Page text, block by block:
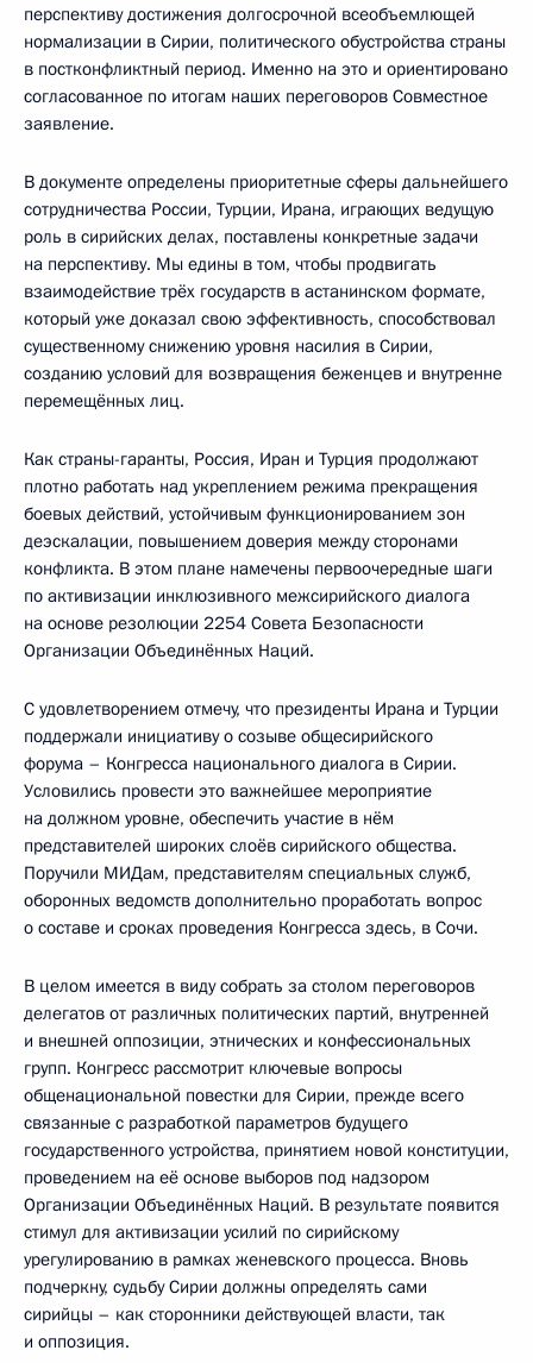
перспективу достижения долгосрочной всеобъемлющей
нормализации в Сирии, политического обустройства страны
в постконфликтный период. Именно на это и ориентировано
согласованное по итогам наших переговоров Совместное
заявление.
В документе определены приоритетные сферы дальнейшего
сотрудничества России, Турции, Ирана, играющих ведущую
роль в сирийских делах, поставлены конкретные задачи
на перспективу. Мы едины в том, чтобы продвигать
взаимодействие трёх государств в астанинском формате,
который уже доказал свою эффективность, способствовал
существенному снижению уровня насилия в Сирии,
созданию условий для возвращения беженцев и внутренне
перемещённых лиц.
Как страны-гаранты, Россия, Иран и Турция продолжают
плотно работать над укреплением режима прекращения
боевых действий, устойчивым функционированием зон
деэскалации, повышением доверия между сторонами
конфликта. В этом плане намечены первоочередные шаги
по активизации инклюзивного межсирийского диалога
на основе резолюции 2254 Совета Безопасности
Организации Объединённых Наций.
С удовлетворением отмечу, что президенты Ирана и Турции
поддержали инициативу о созыве общесирийского
форума – Конгресса национального диалога в Сирии.
Условились провести это важнейшее мероприятие
на должном уровне, обеспечить участие в нём
представителей широких слоёв сирийского общества.
Поручили МИДам, представителям специальных служб,
оборонных ведомств дополнительно проработать вопрос
о составе и сроках проведения Конгресса здесь, в Сочи.
В целом имеется в виду собрать за столом переговоров
делегатов от различных политических партий, внутренней
и внешней оппозиции, этнических и конфессиональных
групп. Конгресс рассмотрит ключевые вопросы
общенациональной повестки для Сирии, прежде всего
связанные с разработкой параметров будущего
государственного устройства, принятием новой конституции,
проведением на её основе выборов под надзором
Организации Объединённых Наций. В результате появится
стимул для активизации усилий по сирийскому
урегулированию в рамках женевского процесса. Вновь
подчеркну, судьбу Сирии должны определять сами
сирийцы – как сторонники действующей власти, так
и оппозиция.